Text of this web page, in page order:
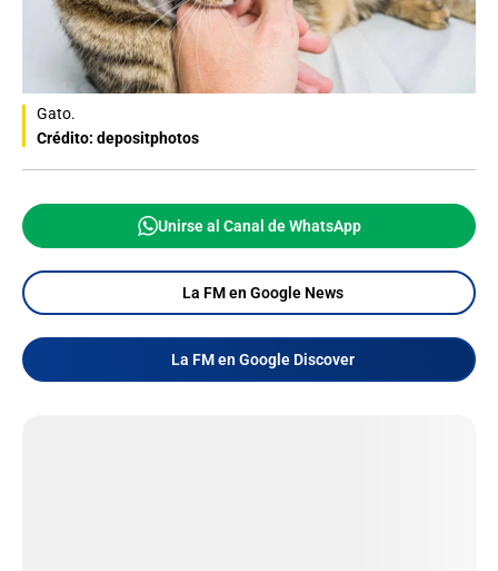
Gato.
Crédito: depositphotos
Unirse al Canal de WhatsApp
La FM en Google News
La FM en Google Discover